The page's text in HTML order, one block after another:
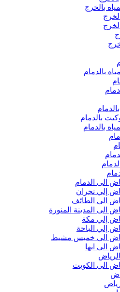
بالخرج
بالدمام
بالدمام
بالدمام
الى الدمام
إلي نجران
الى الطائف
الى المدينة المنورة
إلي مكة
إلي الباحة
الى خميس مشيط
الى ابها
الى الكويت